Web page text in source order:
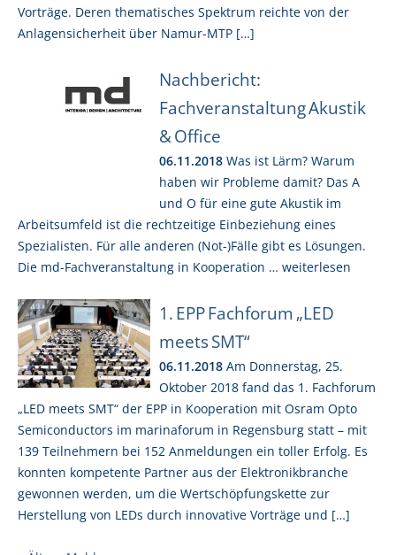
Vorträge. Deren thematisches Spektrum reichte von der
Anlagensicherheit über Namur-MTP […]
Nachbericht:
Fachveranstaltung Akustik
& Office
06.11.2018 Was ist Lärm? Warum
haben wir Probleme damit? Das A
und O für eine gute Akustik im
Arbeitsumfeld ist die rechtzeitige Einbeziehung eines
Spezialisten. Für alle anderen (Not-)Fälle gibt es Lösungen.
Die md-Fachveranstaltung in Kooperation … weiterlesen
1. EPP Fachforum „LED
meets SMT“
06.11.2018 Am Donnerstag, 25.
Oktober 2018 fand das 1. Fachforum
„LED meets SMT“ der EPP in Kooperation mit Osram Opto
Semiconductors im marinaforum in Regensburg statt – mit
139 Teilnehmern bei 152 Anmeldungen ein toller Erfolg. Es
konnten kompetente Partner aus der Elektronikbranche
gewonnen werden, um die Wertschöpfungskette zur
Herstellung von LEDs durch innovative Vorträge und […]